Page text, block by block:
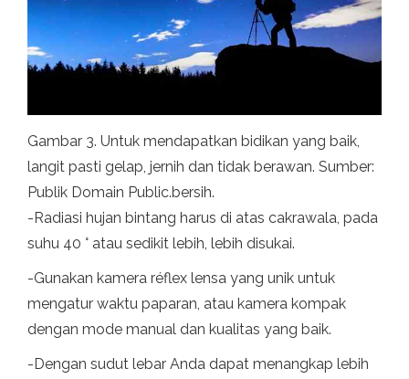
Gambar 3. Untuk mendapatkan bidikan yang baik,
langit pasti gelap, jernih dan tidak berawan. Sumber:
Publik Domain Public.bersih.
-Radiasi hujan bintang harus di atas cakrawala, pada
suhu 40 ° atau sedikit lebih, lebih disukai.
-Gunakan kamera réflex lensa yang unik untuk
mengatur waktu paparan, atau kamera kompak
dengan mode manual dan kualitas yang baik.
-Dengan sudut lebar Anda dapat menangkap lebih